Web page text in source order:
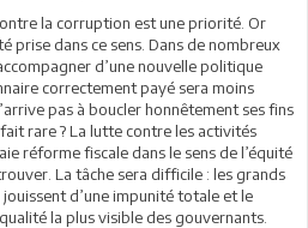
la corruption est une priorité. Or
prise dans ce sens. Dans de nombreux
d’une nouvelle politique
correctement payé sera moins
pas à boucler honnêtement ses fins
rare ? La lutte contre les activités
réforme fiscale dans le sens de l’équité
La tâche sera difficile : les grands
d’une impunité totale et le
la plus visible des gouvernants.